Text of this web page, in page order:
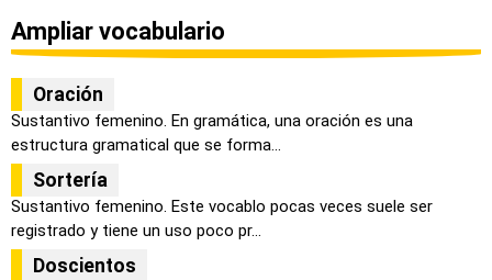
Ampliar vocabulario
Oración
Sustantivo femenino. En gramática, una oración es una
estructura gramatical que se forma...
Sortería
Sustantivo femenino. Este vocablo pocas veces suele ser
registrado y tiene un uso poco pr...
Doscientos